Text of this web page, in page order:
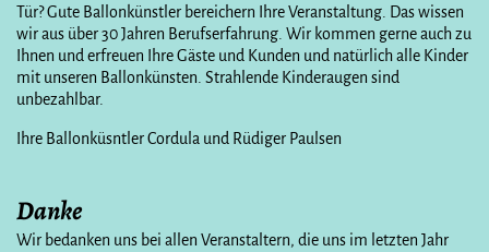
Tür? Gute Ballonkünstler bereichern Ihre Veranstaltung. Das wissen
wir aus über 30 Jahren Berufserfahrung. Wir kommen gerne auch zu
Ihnen und erfreuen Ihre Gäste und Kunden und natürlich alle Kinder
mit unseren Ballonkünsten. Strahlende Kinderaugen sind
unbezahlbar.
Ihre Ballonküsntler Cordula und Rüdiger Paulsen
Danke
Wir bedanken uns bei allen Veranstaltern, die uns im letzten Jahr